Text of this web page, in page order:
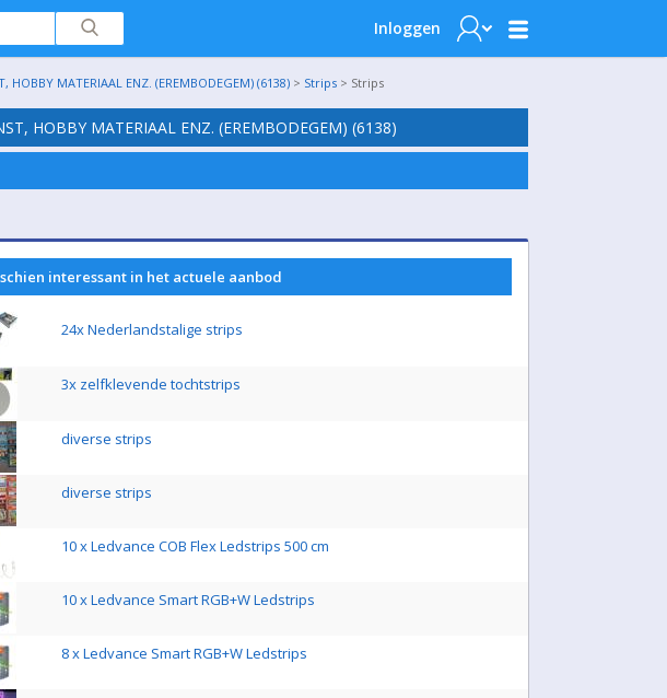
Inloggen
HOBBY MATERIAAL ENZ. (EREMBODEGEM) (6138) > Strips > Strips
HOBBY MATERIAAL ENZ. (EREMBODEGEM) (6138)
interessant in het actuele aanbod
24x Nederlandstalige strips
3x zelfklevende tochtstrips
diverse strips
diverse strips
10 x Ledvance COB Flex Ledstrips 500 cm
10 x Ledvance Smart RGB+W Ledstrips
8 x Ledvance Smart RGB+W Ledstrips